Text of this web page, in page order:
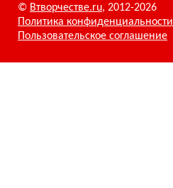
© Втворчестве.ru, 2012-2026
Политика конфиденциальности
Пользовательское соглашение